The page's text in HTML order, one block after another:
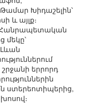
Խիդաշելին՝
և այլք։
Հանրապետական
մեկը՝
շրջանի երրորդ
ստերեոտիպերից,